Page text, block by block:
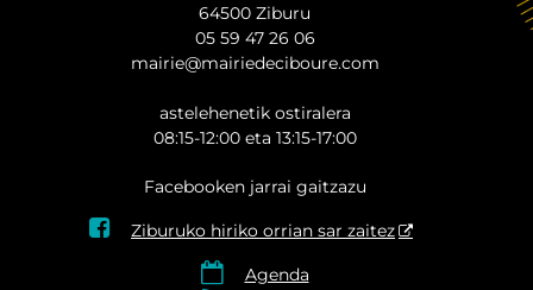
64500 Ziburu
05 59 47 26 06
mairie@mairiedeciboure.com
astelehenetik ostiralera
08:15-12:00 eta 13:15-17:00
Facebooken jarrai gaitzazu
 Ziburuko hiriko orrian sar zaitez
 Agenda